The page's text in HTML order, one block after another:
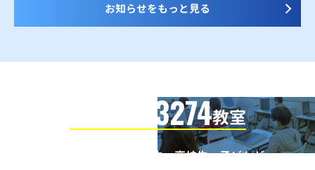
お知らせをもっと見る
3274教室
全国の小学生・中学生・高校生・子どもが